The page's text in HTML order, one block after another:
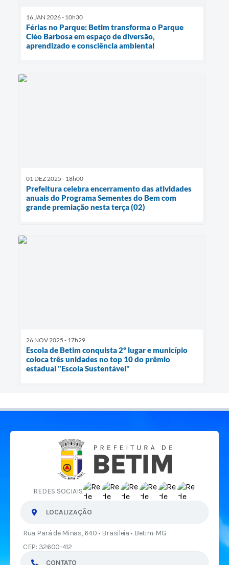
16 JAN 2026 - 10h30
Férias no Parque: Betim transforma o Parque
Cléo Barbosa em espaço de diversão,
aprendizado e consciência ambiental
01 DEZ 2025 - 18h00
Prefeitura celebra encerramento das atividades
anuais do Programa Sementes do Bem com
grande premiação nesta terça (02)
26 NOV 2025 - 17h29
Escola de Betim conquista 2º lugar e município
coloca três unidades no top 10 do prêmio
estadual "Escola Sustentável"
REDES SOCIAIS
LOCALIZAÇÃO
Rua Pará de Minas, 640 • Brasileia • Betim-MG
CEP: 32600-412
CONTATO